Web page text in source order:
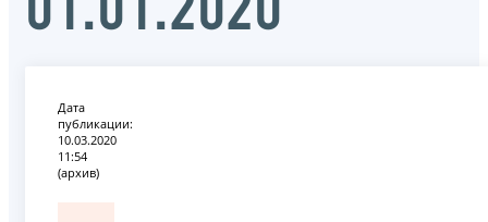
01.01.2020
Дата
публикации:
10.03.2020
11:54
(архив)